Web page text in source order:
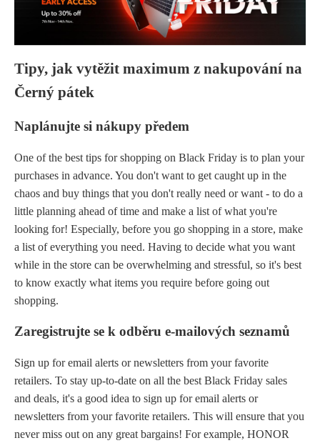
Tipy, jak vytěžit maximum z nakupování na
Černý pátek
Naplánujte si nákupy předem
One of the best tips for shopping on Black Friday is to plan your
purchases in advance. You don't want to get caught up in the
chaos and buy things that you don't really need or want - to do a
little planning ahead of time and make a list of what you're
looking for! Especially, before you go shopping in a store, make
a list of everything you need. Having to decide what you want
while in the store can be overwhelming and stressful, so it's best
to know exactly what items you require before going out
shopping.
Zaregistrujte se k odběru e-mailových seznamů
Sign up for email alerts or newsletters from your favorite
retailers. To stay up-to-date on all the best Black Friday sales
and deals, it's a good idea to sign up for email alerts or
newsletters from your favorite retailers. This will ensure that you
never miss out on any great bargains! For example, HONOR